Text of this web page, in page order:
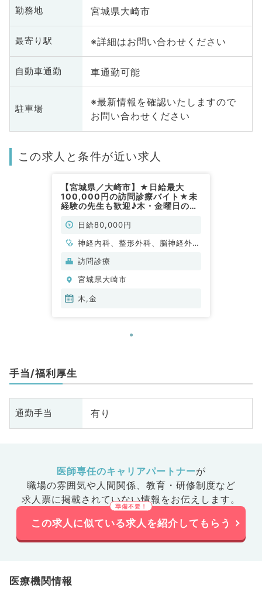
勤務地 宮城県大崎市
最寄り駅 ※詳細はお問い合わせください
自動車通勤 車通勤可能
駐車場
※最新情報を確認いたしますので
お問い合わせください
この求人と条件が近い求人
【宮城県／大崎市】★日給最大
100,000円の訪問診療バイト★未
経験の先生も歓迎♪木・金曜日のう
系・外科系／非常勤）
日給80,000円
神経内科、整形外科、脳神経外
科、心臓血管外科、泌尿器科、一
科、消化器内科、内分泌・代謝内
科、腎臓内科、老年内科、血液内
訪問診療
宮城県大崎市
木,金
手当/福利厚生
通勤手当 有り
医師専任のキャリアパートナーが
職場の雰囲気や人間関係、 教育・研修制度など
求人票に掲載されていない情報をお伝えします。
この求人に似ている求人を紹介してもらう
医療機関情報